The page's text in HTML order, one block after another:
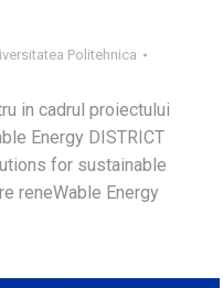
Politehnica
in cadrul proiectului
Energy DISTRICT
for sustainable
reneWable Energy